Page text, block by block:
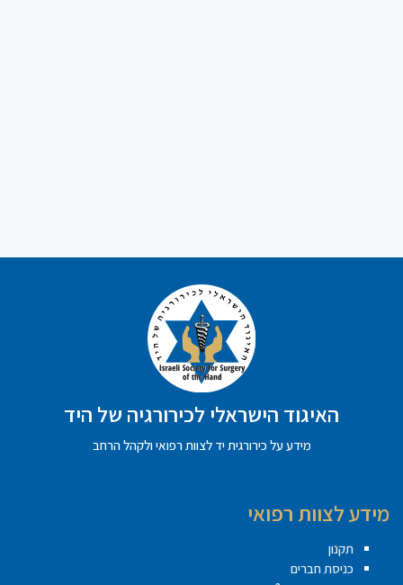
האיגוד הישראלי לכירורגיה של היד
מידע על כירורגית יד לצוות רפואי ולקהל הרחב
מידע לצוות רפואי
תקנון
כניסת חברים